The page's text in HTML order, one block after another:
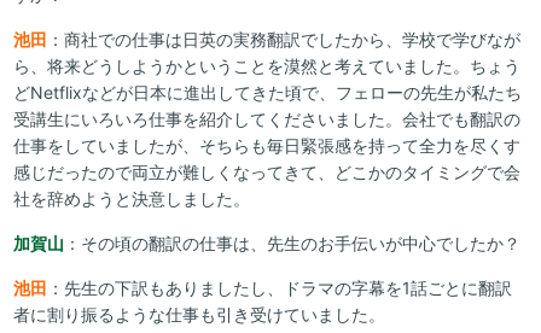
池田 ：商社での仕事は日英の実務翻訳でしたから、学校で学びなが
ら、将来どうしようかということを漠然と考えていました。ちょう
どNetflixなどが日本に進出してきた頃で、フェローの先生が私たち
受講生にいろいろ仕事を紹介してくださいました。会社でも翻訳の
仕事をしていましたが、そちらも毎日緊張感を持って全力を尽くす
感じだったので両立が難しくなってきて、どこかのタイミングで会
社を辞めようと決意しました。
加賀山 ：その頃の翻訳の仕事は、先生のお手伝いが中心でしたか？
池田 ：先生の下訳もありましたし、ドラマの字幕を1話ごとに翻訳
者に割り振るような仕事も引き受けていました。